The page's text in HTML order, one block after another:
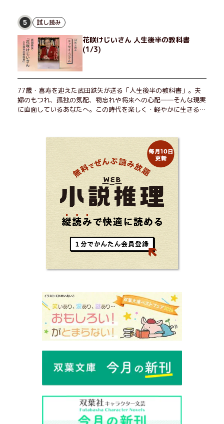
5 試し読み
花咲けじいさん 人生後半の教科書
(1/3)
77歳・喜寿を迎えた武田鉄矢が送る「人生後半の教科書」。夫
婦のもつれ、孤独の気配、物忘れや将来への心配――そんな現実
に直面しているあなたへ。この時代を楽しく・軽やかに生きるヒ
ら！ 読むだけで前向きになれる一冊。